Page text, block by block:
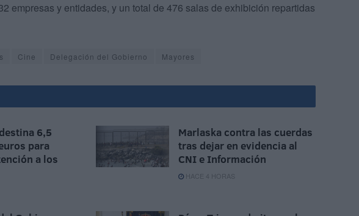
empresas y entidades, y un total de 476 salas de exhibición repartidas
Cine Delegación del Gobierno Mayores
6,5
para
a los
Marlaska contra las cuerdas
tras dejar en evidencia al
CNI e Información
HACE 4 HORAS